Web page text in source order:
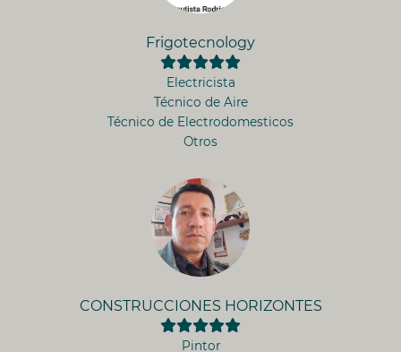
Frigotecnology
Electricista
Técnico de Aire
Técnico de Electrodomesticos
Otros
CONSTRUCCIONES HORIZONTES
Pintor